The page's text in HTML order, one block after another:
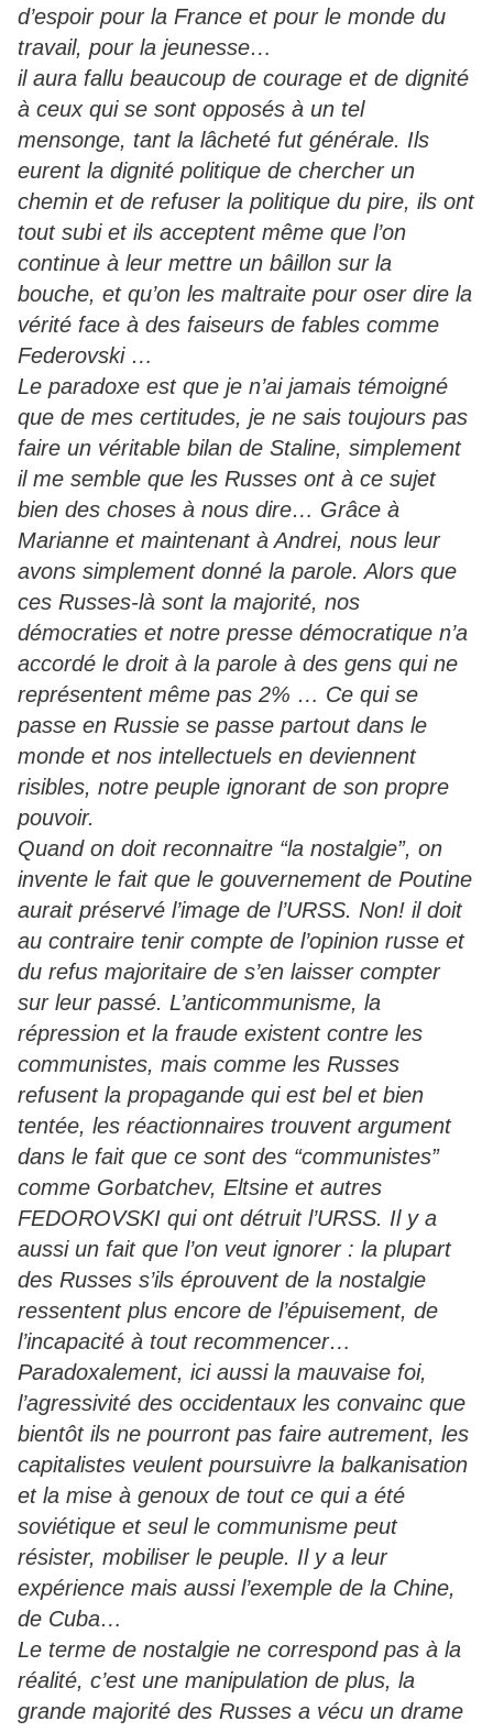
d’espoir pour la France et pour le monde du
travail, pour la jeunesse…
il aura fallu beaucoup de courage et de dignité
à ceux qui se sont opposés à un tel
mensonge, tant la lâcheté fut générale. Ils
eurent la dignité politique de chercher un
chemin et de refuser la politique du pire, ils ont
tout subi et ils acceptent même que l’on
continue à leur mettre un bâillon sur la
bouche, et qu’on les maltraite pour oser dire la
vérité face à des faiseurs de fables comme
Federovski …
Le paradoxe est que je n’ai jamais témoigné
que de mes certitudes, je ne sais toujours pas
faire un véritable bilan de Staline, simplement
il me semble que les Russes ont à ce sujet
bien des choses à nous dire… Grâce à
Marianne et maintenant à Andrei, nous leur
avons simplement donné la parole. Alors que
ces Russes-là sont la majorité, nos
démocraties et notre presse démocratique n’a
accordé le droit à la parole à des gens qui ne
représentent même pas 2% … Ce qui se
passe en Russie se passe partout dans le
monde et nos intellectuels en deviennent
risibles, notre peuple ignorant de son propre
pouvoir.
Quand on doit reconnaitre “la nostalgie”, on
invente le fait que le gouvernement de Poutine
aurait préservé l’image de l’URSS. Non! il doit
au contraire tenir compte de l’opinion russe et
du refus majoritaire de s’en laisser compter
sur leur passé. L’anticommunisme, la
répression et la fraude existent contre les
communistes, mais comme les Russes
refusent la propagande qui est bel et bien
tentée, les réactionnaires trouvent argument
dans le fait que ce sont des “communistes”
comme Gorbatchev, Eltsine et autres
FEDOROVSKI qui ont détruit l’URSS. Il y a
aussi un fait que l’on veut ignorer : la plupart
des Russes s’ils éprouvent de la nostalgie
ressentent plus encore de l’épuisement, de
l’incapacité à tout recommencer…
Paradoxalement, ici aussi la mauvaise foi,
l’agressivité des occidentaux les convainc que
bientôt ils ne pourront pas faire autrement, les
capitalistes veulent poursuivre la balkanisation
et la mise à genoux de tout ce qui a été
soviétique et seul le communisme peut
résister, mobiliser le peuple. Il y a leur
expérience mais aussi l’exemple de la Chine,
de Cuba…
Le terme de nostalgie ne correspond pas à la
réalité, c’est une manipulation de plus, la
grande majorité des Russes a vécu un drame